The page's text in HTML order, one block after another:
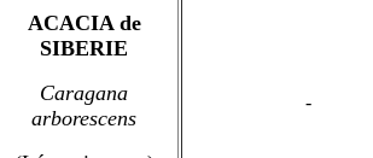
ACACIA de
SIBERIE
Caragana
arborescens
-